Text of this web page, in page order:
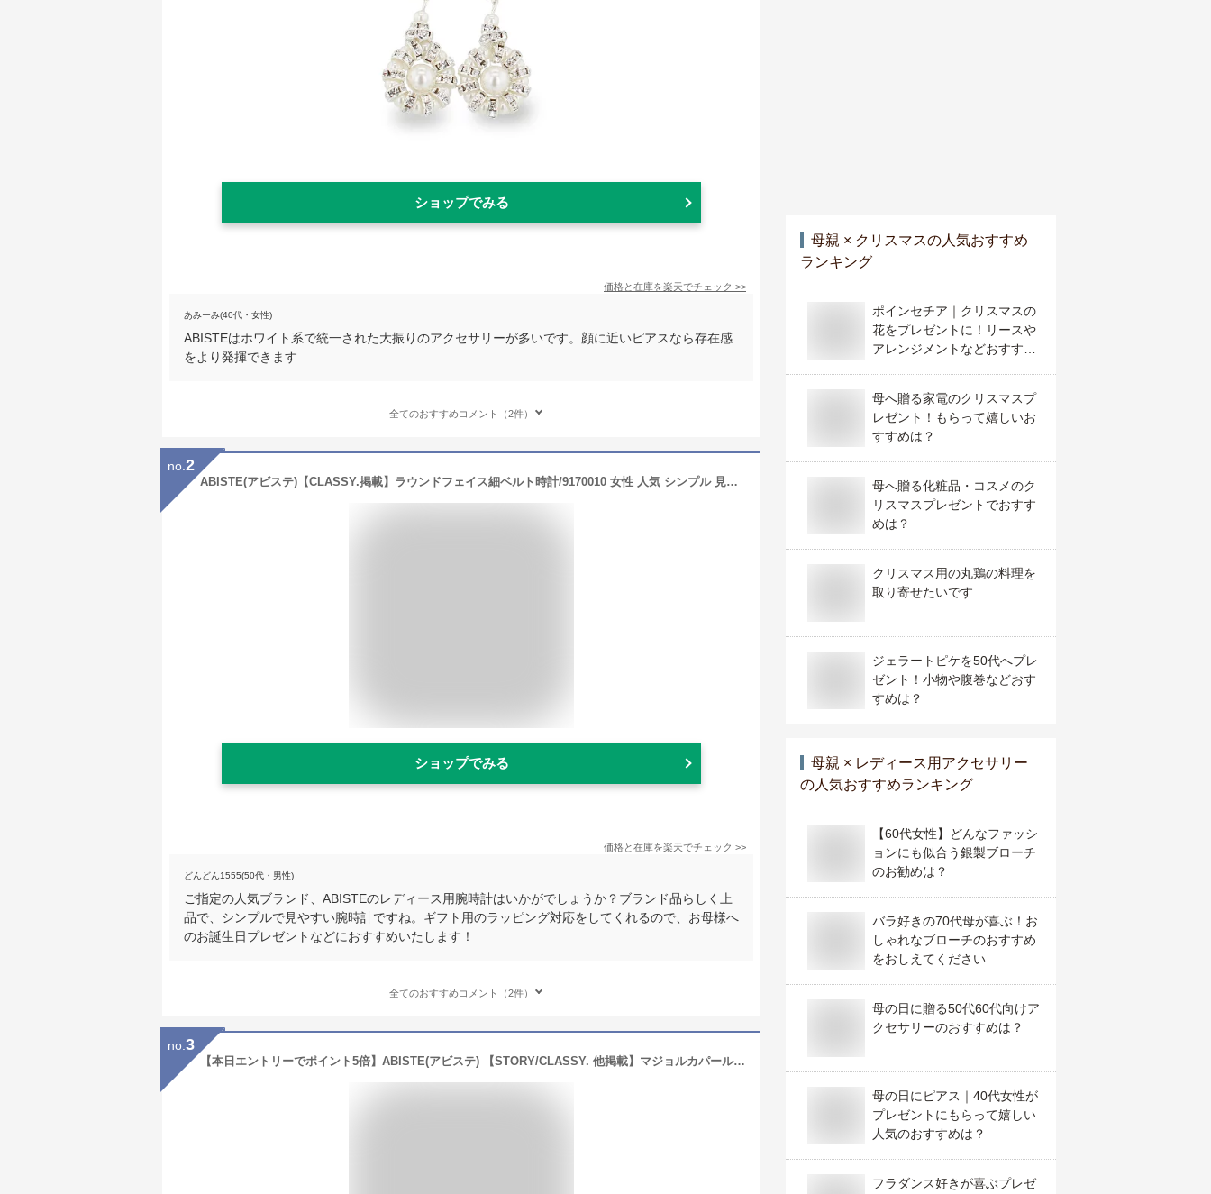
ショップでみる
価格と在庫を楽天でチェック >>
あみーみ(40代・女性)
ABISTEはホワイト系で統一された大振りのアクセサリーが多いです。顔に近いピアスなら存在感
をより発揮できます
全てのおすすめコメント（2件）
no. 2
ABISTE(アビステ)【CLASSY.掲載】ラウンドフェイス細ベルト時計/9170010 女性 人気 シンプル 見やすい 腕時計 ギフト 一年保証付き ブランド
ショップでみる
価格と在庫を楽天でチェック >>
どんどん1555(50代・男性)
ご指定の人気ブランド、ABISTEのレディース用腕時計はいかがでしょうか？ブランド品らしく上
品で、シンプルで見やすい腕時計ですね。ギフト用のラッピング対応をしてくれるので、お母様へ
のお誕生日プレゼントなどにおすすめいたします！
全てのおすすめコメント（2件）
no. 3
【本日エントリーでポイント5倍】ABISTE(アビステ) 【STORY/CLASSY. 他掲載】マジョルカパールハーフムーンボタンイヤリング/3181005 女性 人気 上品 おしゃれ アクセサリー ギフト ブランド
母親 × クリスマスの人気おすすめ
ランキング
ポインセチア｜クリスマスの
花をプレゼントに！リースや
アレンジメントなどおすすめ
母へ贈る家電のクリスマスプ
レゼント！もらって嬉しいお
すすめは？
母へ贈る化粧品・コスメのク
リスマスプレゼントでおすす
めは？
クリスマス用の丸鶏の料理を
取り寄せたいです
ジェラートピケを50代へプレ
ゼント！小物や腹巻などおす
すめは？
母親 × レディース用アクセサリー
の人気おすすめランキング
【60代女性】どんなファッシ
ョンにも似合う銀製ブローチ
のお勧めは？
バラ好きの70代母が喜ぶ！お
しゃれなブローチのおすすめ
をおしえてください
母の日に贈る50代60代向けア
クセサリーのおすすめは？
母の日にピアス｜40代女性が
プレゼントにもらって嬉しい
人気のおすすめは？
フラダンス好きが喜ぶプレゼ